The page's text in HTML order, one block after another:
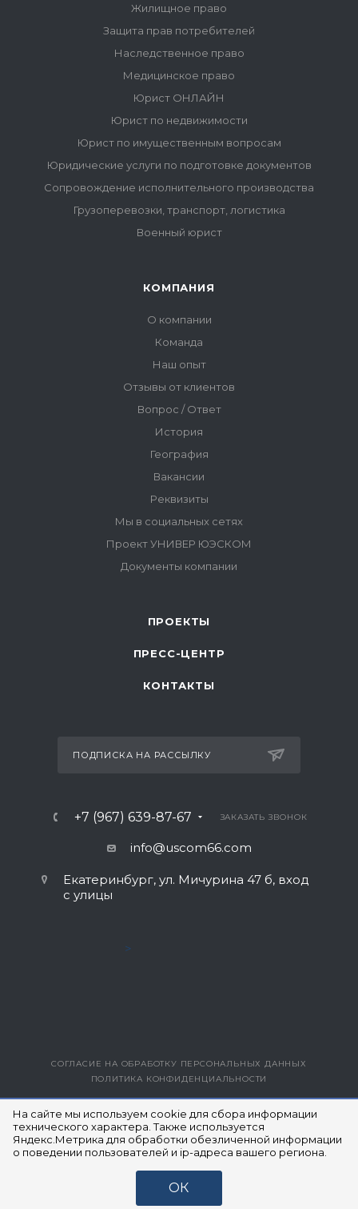
На сайте мы используем cookie для сбора информации
технического характера. Также используется
Яндекс.Метрика для обработки обезличенной информации
о поведении пользователей и ip-адреса вашего региона.
ОК
ПРОЕКТЫ
ПРЕСС-ЦЕНТР
КОНТАКТЫ
ПОДПИСКА НА РАССЫЛКУ
+7 (967) 639-87-67 ЗАКАЗАТЬ ЗВОНОК
info@uscom66.com
Екатеринбург, ул. Мичурина 47 б, вход
с улицы
>
ВЕРСИЯ ДЛЯ ПЕЧАТИ
СОГЛАСИЕ НА ОБРАБОТКУ ПЕРСОНАЛЬНЫХ ДАННЫХ
ПОЛИТИКА КОНФИДЕНЦИАЛЬНОСТИ
© 2014- 2026 ЮЭСКОМ